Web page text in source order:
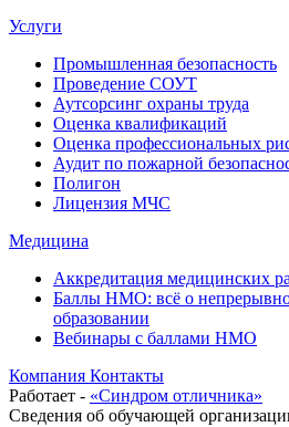
Услуги
Промышленная безопасность
Проведение СОУТ
Аутсорсинг охраны труда
Оценка квалификаций
Оценка профессиональных
Аудит по пожарной
Полигон
Лицензия МЧС
Медицина
Аккредитация медицинских
Баллы НМО: всё о
образовании
Вебинары с баллами НМО
Компания Контакты
Работает - «Синдром отличника»
Сведения об обучающей